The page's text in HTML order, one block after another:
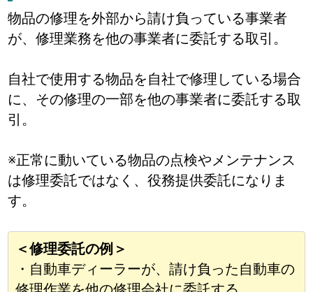
物品の修理を外部から請け負っている事業者
が、修理業務を他の事業者に委託する取引。
自社で使用する物品を自社で修理している場合
に、その修理の一部を他の事業者に委託する取
引。
※正常に動いている物品の点検やメンテナンス
は修理委託ではなく、役務提供委託になりま
す。
＜修理委託の例＞
・自動車ディーラーが、請け負った自動車の